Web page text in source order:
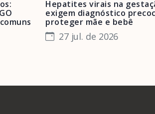
Hepatites virais na
exigem diagnóstico
proteger mãe e bebê
27 jul. de 2026